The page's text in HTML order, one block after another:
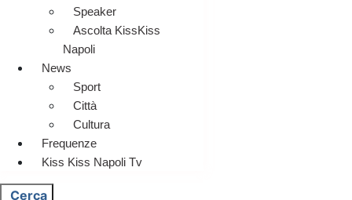
Speaker
Ascolta KissKiss
Napoli
News
Sport
Città
Cultura
Frequenze
Kiss Kiss Napoli Tv
Cerca